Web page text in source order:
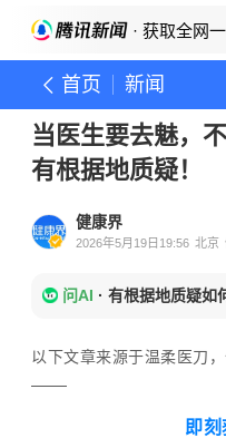
· 获取全网
首页 新闻
当医生要去魅，
有根据地质疑！
健康界
2026年5月19日19:56 北京
问AI · 有根据地质疑如
以下文章来源于温柔医刀
即